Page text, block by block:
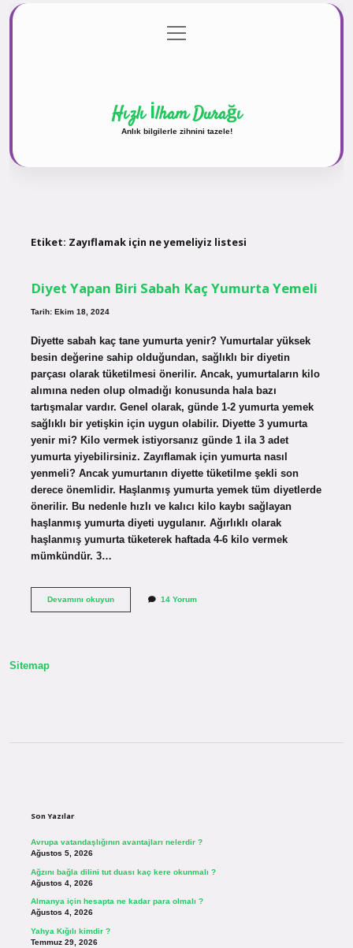
Gizlilik Politikası
menüyü
aç
Hızlı İlham Durağı
Anlık bilgilerle zihnini tazele!
Etiket: Zayıflamak için ne yemeliyiz listesi
Diyet Yapan Biri Sabah Kaç Yumurta Yemeli
Tarih: Ekim 18, 2024
Diyette sabah kaç tane yumurta yenir? Yumurtalar yüksek
besin değerine sahip olduğundan, sağlıklı bir diyetin
parçası olarak tüketilmesi önerilir. Ancak, yumurtaların kilo
alımına neden olup olmadığı konusunda hala bazı
tartışmalar vardır. Genel olarak, günde 1-2 yumurta yemek
sağlıklı bir yetişkin için uygun olabilir. Diyette 3 yumurta
yenir mi? Kilo vermek istiyorsanız günde 1 ila 3 adet
yumurta yiyebilirsiniz. Zayıflamak için yumurta nasıl
yenmeli? Ancak yumurtanın diyette tüketilme şekli son
derece önemlidir. Haşlanmış yumurta yemek tüm diyetlerde
önerilir. Bu nedenle hızlı ve kalıcı kilo kaybı sağlayan
haşlanmış yumurta diyeti uygulanır. Ağırlıklı olarak
haşlanmış yumurta tüketerek haftada 4-6 kilo vermek
mümkündür. 3…
Devamını okuyunDiyet
14 Yorum
Sitemap
Son Yazılar
Avrupa vatandaşlığının avantajları nelerdir ?
Ağustos 5, 2026
Ağzını bağla dilini tut duası kaç kere okunmalı ?
Ağustos 4, 2026
Almanya için hesapta ne kadar para olmalı ?
Ağustos 4, 2026
Yahya Kığılı kimdir ?
Temmuz 29, 2026